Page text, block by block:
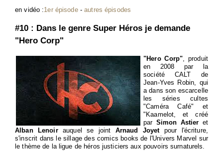
en vidéo :1er épisode-autres épisodes
#10 : Dans le genre Super Héros je demande
"Hero Corp"
"Hero Corp", produit
en 2008 par la
société CALT de
Jean-Yves Robin, qui
a dans son escarcelle
les séries cultes
"Caméra Café" et
"Kaamelot, et créé
par Simon Astier et
Alban Lenoirauquel se joint Arnaud Joyetpour l'écriture,
s'inscrit dans le sillage des comics books de l'Univers Marvel sur
le thème de la ligue de héros justiciers aux pouvoirs surnaturels.